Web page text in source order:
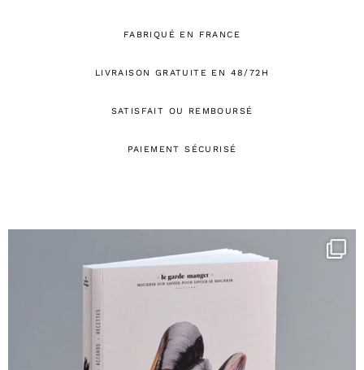
FABRIQUÉ EN FRANCE
LIVRAISON GRATUITE EN 48/72H
SATISFAIT OU REMBOURSÉ
PAIEMENT SÉCURISÉ